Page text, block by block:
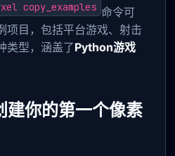
copy_examples 命令可
项目，包括平台游戏、射击
类型，涵盖了Python游戏
你的第一个像素